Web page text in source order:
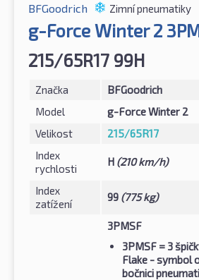
BFGoodrich Zimní pneumatiky
g-Force Winter 2
215/65R17 99H
Značka
BFGoodrich
Model
g-Force Winter 2
Velikost
215/65R17
Index
rychlosti
H (210 km/h)
Index
zatížení
99 (775 kg)
3PMSF
3PMSF = 3
Flake - symbol
bočnici